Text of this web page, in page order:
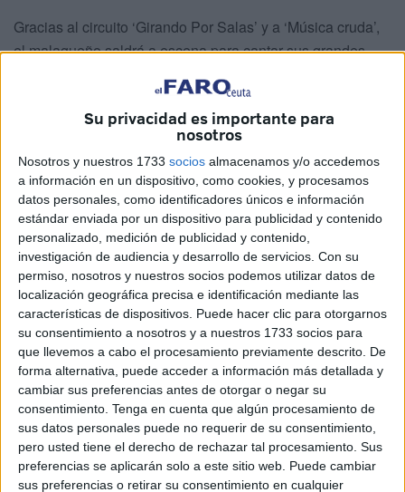
Su privacidad es importante para
nosotros
Nosotros y nuestros 1733 socios almacenamos y/o accedemos
a información en un dispositivo, como cookies, y procesamos
datos personales, como identificadores únicos e información
estándar enviada por un dispositivo para publicidad y contenido
personalizado, medición de publicidad y contenido,
investigación de audiencia y desarrollo de servicios. Con su
permiso, nosotros y nuestros socios podemos utilizar datos de
localización geográfica precisa e identificación mediante las
características de dispositivos. Puede hacer clic para otorgarnos
su consentimiento a nosotros y a nuestros 1733 socios para
que llevemos a cabo el procesamiento previamente descrito. De
forma alternativa, puede acceder a información más detallada y
cambiar sus preferencias antes de otorgar o negar su
consentimiento. Tenga en cuenta que algún procesamiento de
sus datos personales puede no requerir de su consentimiento,
pero usted tiene el derecho de rechazar tal procesamiento. Sus
preferencias se aplicarán solo a este sitio web. Puede cambiar
sus preferencias o retirar su consentimiento en cualquier
Gracias al circuito ‘Girando Por Salas’ y a ‘Música cruda’,
el malagueño saldrá a escena para cantar sus grandes
A partir de las 22:30 horas, ‘La Sala’ acoge el concierto de
‘El Kanka’, cantante malagueño que viene precedido del
reconocimiento de crítica y público. Este concierto es
posible gracias al Circuito ‘Girando Por Salas’, así como a
la ‘Asociación Música Cruda’, entidad fundamental en el
desarrollo de eventos culturales, y a la que está adscrita
‘La Sala’ de Ceuta. Aún quedan por vender algunas
entradas, al precio de 8 euros para el público en general y
de 7 para los socios.
Después de ‘Lo mal que estoy y lo poco que me quejo’ y
‘El día de suerte de Juan Gómez’, ‘El Kanka’ presenta
ahora ‘De pana y rubí’, su último trabajo discográfico, que
vio la luz el pasado 13 de noviembre con una gran acogida
del público entrando en listas de ventas en España en el
número 37 y permaneciendo durante varias semanas en
destacado de ‘iTunes’, además de tener dos canciones en